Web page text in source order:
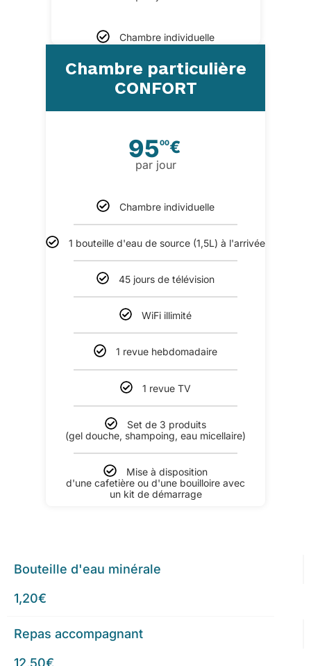
Chambre individuelle
Chambre particulière
CONFORT
9500€
par jour
Chambre individuelle
1 bouteille d'eau de source (1,5L) à l'arrivée
45 jours de télévision
WiFi illimité
1 revue hebdomadaire
1 revue TV
Set de 3 produits
(gel douche, shampoing, eau micellaire)
Mise à disposition
d'une cafetière ou d'une bouilloire avec
un kit de démarrage
Bouteille d'eau minérale
1,20€
Repas accompagnant
12,50€